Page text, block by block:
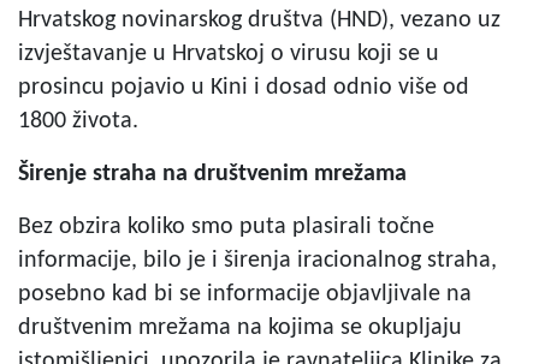
Hrvatskog novinarskog društva (HND), vezano uz
izvještavanje u Hrvatskoj o virusu koji se u
prosincu pojavio u Kini i dosad odnio više od
1800 života.
Širenje straha na društvenim mrežama
Bez obzira koliko smo puta plasirali točne
informacije, bilo je i širenja iracionalnog straha,
posebno kad bi se informacije objavljivale na
društvenim mrežama na kojima se okupljaju